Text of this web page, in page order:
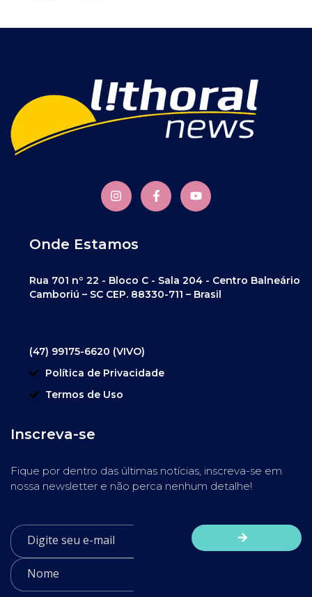
Onde Estamos
Rua 701 nº 22 - Bloco C - Sala 204 - Centro Balneário
Camboriú – SC CEP. 88330-711 – Brasil
(47) 99175-6620 (VIVO)
Política de Privacidade
Termos de Uso
Inscreva-se
Fique por dentro das últimas notícias, inscreva-se em
nossa newsletter e não perca nenhum detalhe!